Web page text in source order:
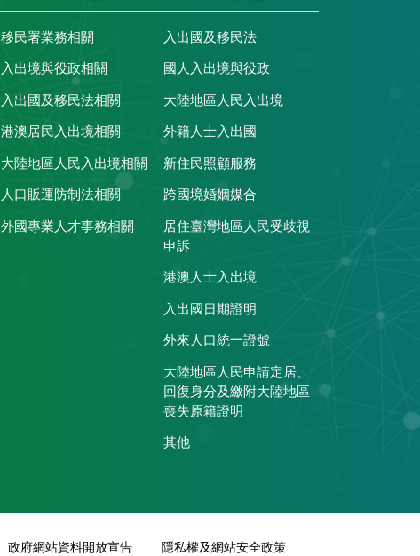
移民署業務相關
入出境與役政相關
入出國及移民法相關
港澳居民入出境相關
大陸地區人民入出境相關
人口販運防制法相關
外國專業人才事務相關
入出國及移民法
國人入出境與役政
大陸地區人民入出境
外籍人士入出國
新住民照顧服務
跨國境婚姻媒合
居住臺灣地區人民受歧視
申訴
港澳人士入出境
入出國日期證明
外來人口統一證號
大陸地區人民申請定居、
回復身分及繳附大陸地區
喪失原籍證明
其他
政府網站資料開放宣告 隱私權及網站安全政策